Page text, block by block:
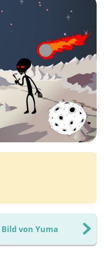
Bild von Yuma